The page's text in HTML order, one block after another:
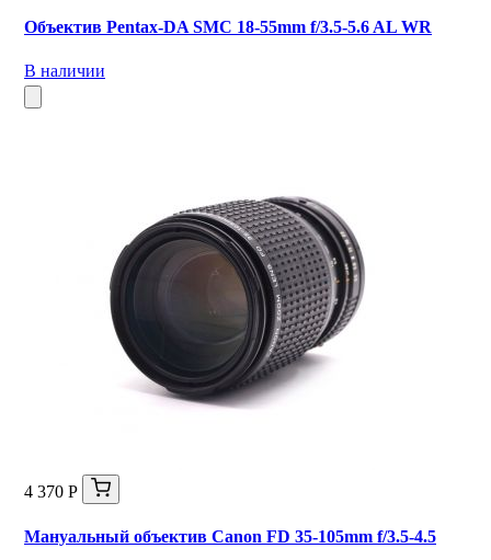
Объектив Pentax-DA SMC 18-55mm f/3.5-5.6 AL WR
В наличии
4 370 Р
Мануальный объектив Canon FD 35-105mm f/3.5-4.5